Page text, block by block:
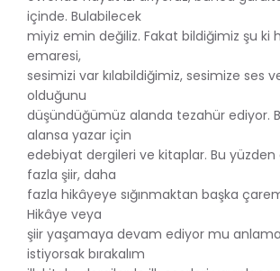
içinde. Bulabilecek
miyiz emin değiliz. Fakat bildiğimiz şu ki
emaresi,
sesimizi var kılabildiğimiz, sesimize ses
olduğunu
düşündüğümüz alanda tezahür ediyor.
alansa yazar için
edebiyat dergileri ve kitaplar. Bu yüzden
fazla şiir, daha
fazla hikâyeye sığınmaktan başka
Hikâye veya
şiir yaşamaya devam ediyor mu
istiyorsak bırakalım